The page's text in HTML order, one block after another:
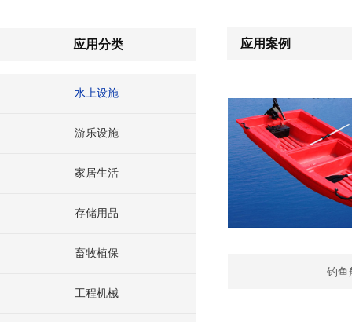
应用分类 应用案例
钓鱼
水上设施
游乐设施
家居生活
存储用品
畜牧植保
工程机械